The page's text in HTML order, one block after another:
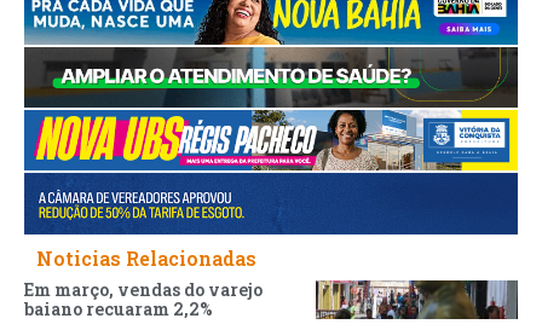
Noticias Relacionadas
Em março, vendas do varejo
baiano recuaram 2,2%